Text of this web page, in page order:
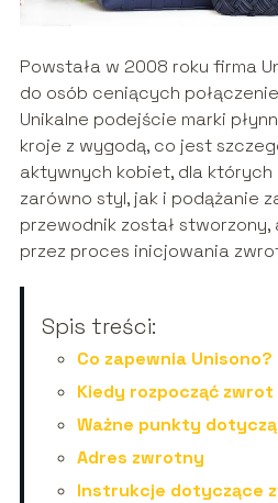
Powstała w 2008 roku firma
do osób ceniących
Unikalne podejście marki
kroje z wygodą, co jest
aktywnych kobiet, dla
zarówno styl, jak i podążanie
przewodnik został
przez proces inicjowania
Spis treści:
Co zapewnia Unisono?
Kiedy rozpocząć zwrot
Ważne punkty
Adres zwrotny
Instrukcje dotyczące